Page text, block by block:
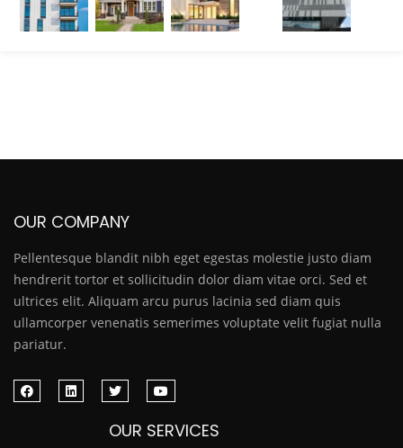
OUR COMPANY
Pellentesque blandit nibh eget egestas molestie justo diam
hendrerit tortor et sollicitudin dolor diam vitae orci. Sed et
ultrices elit. Aliquam arcu purus lacinia sed diam quis
ullamcorper venenatis semerimes voluptate velit fugiat nulla
pariatur.
OUR SERVICES